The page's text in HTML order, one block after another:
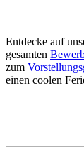
Entdecke auf
gesamten
zum
einen coolen